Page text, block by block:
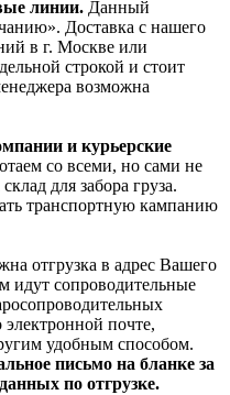
линии. Данный
Доставка с нашего
в г. Москве или
строкой и стоит
возможна
и курьерские
со всеми, но сами не
для забора груза.
транспортную кампанию
отгрузка в адрес Вашего
идут сопроводительные
почте,
удобным способом.
письмо на бланке за
по отгрузке.